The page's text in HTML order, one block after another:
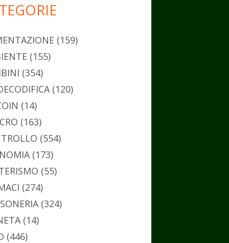
(159)
(155)
(354)
(120)
(14)
(163)
(554)
(173)
(55)
(274)
(324)
(14)
(446)